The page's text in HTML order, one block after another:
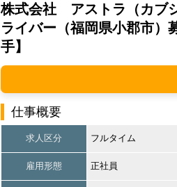
株式会社 アストラ（カブ
ライバー（福岡県小郡市）
手】
仕事概要
求人区分 フルタイム
雇用形態 正社員